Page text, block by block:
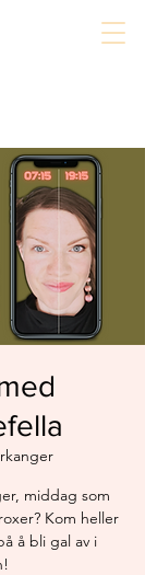
middag som
Kom heller
å bli gal av i